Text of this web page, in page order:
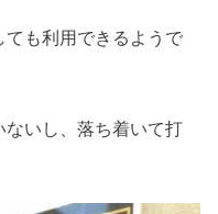
ても利用できるようで
いし、落ち着いて打